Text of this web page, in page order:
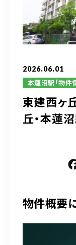
2026.06.01
本蓮沼駅「物件
東建西ヶ
丘・本蓮
物件概要
営業時